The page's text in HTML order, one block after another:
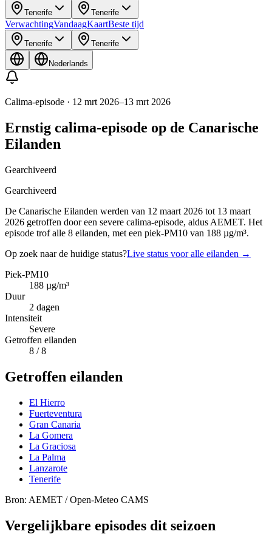
Tenerife Tenerife
VerwachtingVandaagKaartBeste tijd
Tenerife Tenerife
Nederlands
Calima-episode · 12 mrt 2026–13 mrt 2026
Ernstig calima-episode op de Canarische
Eilanden
Gearchiveerd
Gearchiveerd
De Canarische Eilanden werden van 12 maart 2026 tot 13 maart
2026 getroffen door een severe calima-episode, aldus AEMET. Het
episode trof alle 8 eilanden, met een piek-PM10 van 188 µg/m³.
Op zoek naar de huidige status?Live status voor alle eilanden →
Piek-PM10
188 µg/m³
Duur
2 dagen
Intensiteit
Severe
Getroffen eilanden
8 / 8
Getroffen eilanden
El Hierro
Fuerteventura
Gran Canaria
La Gomera
La Graciosa
La Palma
Lanzarote
Tenerife
Bron: AEMET / Open-Meteo CAMS
Vergelijkbare episodes dit seizoen